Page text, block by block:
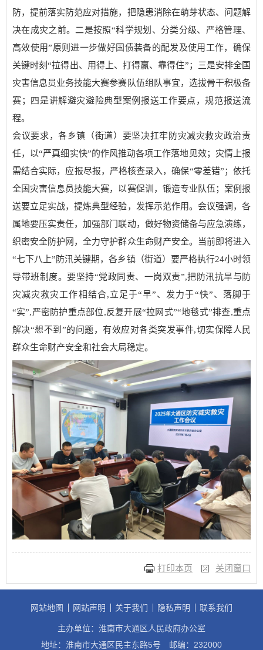
防，提前落实防范应对措施，把隐患消除在萌芽状态、问题解
决在成灾之前。二是按照“科学规划、分类分级、严格管理、
高效使用”原则进一步做好国债装备的配发及使用工作，确保
关键时刻“拉得出、用得上、打得赢、靠得住”；三是安排全国
灾害信息员业务技能大赛参赛队伍组队事宜，选拔骨干积极备
赛；四是讲解避灾避险典型案例报送工作要点，规范报送流
程。
会议要求，各乡镇（街道）要坚决扛牢防灾减灾救灾政治责
任，以“严真细实快”的作风推动各项工作落地见效；灾情上报
需结合实际，应报尽报，严格核查录入，确保“零差错”；依托
全国灾害信息员技能大赛，以赛促训，锻造专业队伍；案例报
送要立足实战，提炼典型经验，发挥示范作用。会议强调，各
属地要压实责任，加强部门联动，做好物资储备与应急演练，
织密安全防护网，全力守护群众生命财产安全。当前即将进入
“七下八上”防汛关键期，各乡镇（街道）要严格执行24小时领
导带班制度。要坚持“党政同责、一岗双责”,把防汛抗旱与防
灾减灾救灾工作相结合,立足于“早”、发力于“快”、落脚于
“实”,严密防护重点部位,反复开展“拉网式”“地毯式”排查,重点
解决“想不到”的问题，有效应对各类突发事件,切实保障人民
群众生命财产安全和社会大局稳定。
打印本页 关闭窗口
网站地图 网站声明 关于我们 隐私声明 联系我们
主办单位：淮南市大通区人民政府办公室
地址：淮南市大通区民主东路5号
邮编：232000